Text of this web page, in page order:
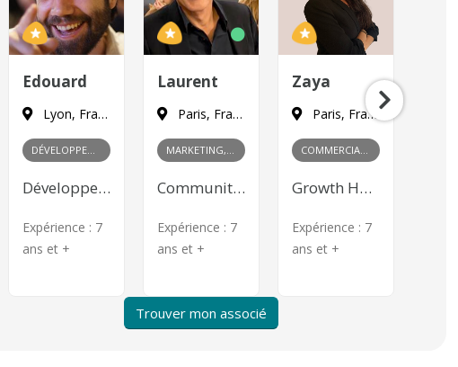
Edouard
Lyon, France
DÉVELOPPEMENT
Développeur Web Front-end
Expérience : 7
ans et +
Laurent
Paris, France
MARKETING, PRODUIT
Community Management, Content Marketing, Publicité en ligne, Product Management
Expérience : 7
ans et +
Zaya
Paris, France
COMMERCIAL, MARKETING
Growth Hacking, Content Marketing, Publicité en ligne, Relations publiques, Gestion des partenariats, Négociation commerciale, Développement de réseau, Analyse des marchés
Expérience : 7
ans et +
Trouver mon associé